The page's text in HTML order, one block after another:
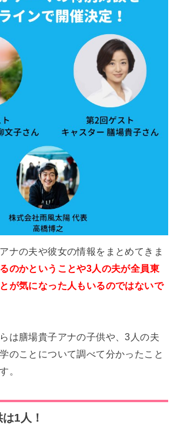
ナの夫や彼女の情報をまとめてきま
のかということや3人の夫が全員東
が気になった人もいるのではないで
は膳場貴子アナの子供や、3人の夫
のことについて調べて分かったこと
。
1人！